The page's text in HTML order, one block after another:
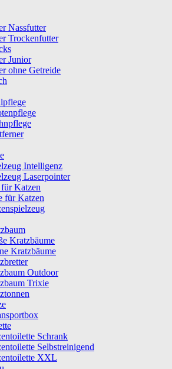
Nassfutter
Trockenfutter
Junior
ohne Getreide
Intelligenz
Laserpointer
Katzen
für Katzen
Kratzbäume
Kratzbäume
Outdoor
Trixie
Schrank
Selbstreinigend
XXL